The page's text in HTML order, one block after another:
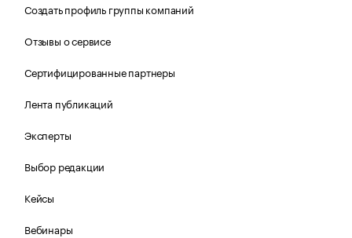
Создать профиль группы компаний
Отзывы о сервисе
Сертифицированные партнеры
Лента публикаций
Эксперты
Выбор редакции
Кейсы
Вебинары